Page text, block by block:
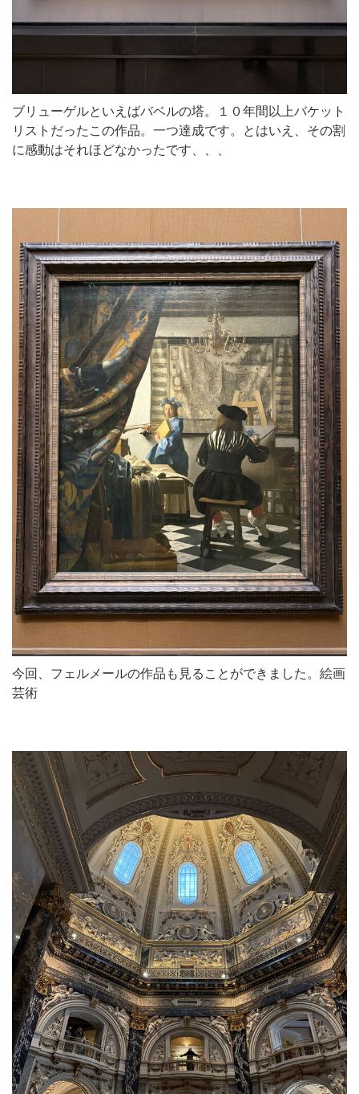
ブリューゲルといえばバベルの塔。１０年間以上バケット
リストだったこの作品。一つ達成です。とはいえ、その割
に感動はそれほどなかったです、、、
今回、フェルメールの作品も見ることができました。絵画
芸術